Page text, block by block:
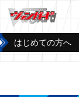
はじめての方へ